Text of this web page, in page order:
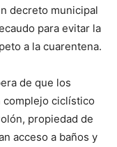
decreto municipal
para evitar la
a la cuarentena.
de que los
complejo ciclístico
propiedad de
acceso a baños y